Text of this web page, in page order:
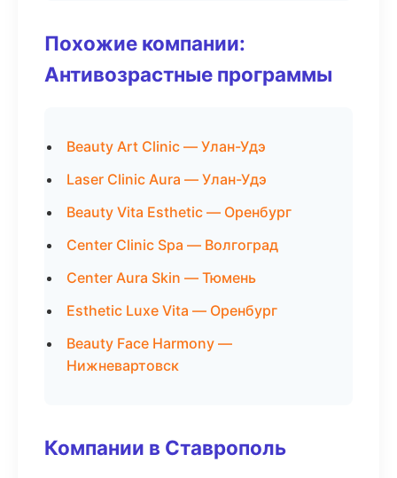
Похожие компании:
Антивозрастные программы
Beauty Art Clinic — Улан-Удэ
Laser Clinic Aura — Улан-Удэ
Beauty Vita Esthetic — Оренбург
Center Clinic Spa — Волгоград
Center Aura Skin — Тюмень
Esthetic Luxe Vita — Оренбург
Beauty Face Harmony —
Нижневартовск
Компании в Ставрополь